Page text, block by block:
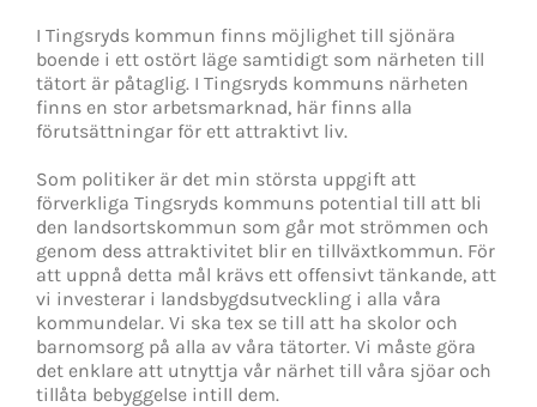
I Tingsryds kommun finns möjlighet till sjönära
boende i ett ostört läge samtidigt som närheten till
tätort är påtaglig. I Tingsryds kommuns närheten
finns en stor arbetsmarknad, här finns alla
förutsättningar för ett attraktivt liv.
Som politiker är det min största uppgift att
förverkliga Tingsryds kommuns potential till att bli
den landsortskommun som går mot strömmen och
genom dess attraktivitet blir en tillväxtkommun. För
att uppnå detta mål krävs ett offensivt tänkande, att
vi investerar i landsbygdsutveckling i alla våra
kommundelar. Vi ska tex se till att ha skolor och
barnomsorg på alla av våra tätorter. Vi måste göra
det enklare att utnyttja vår närhet till våra sjöar och
tillåta bebyggelse intill dem.